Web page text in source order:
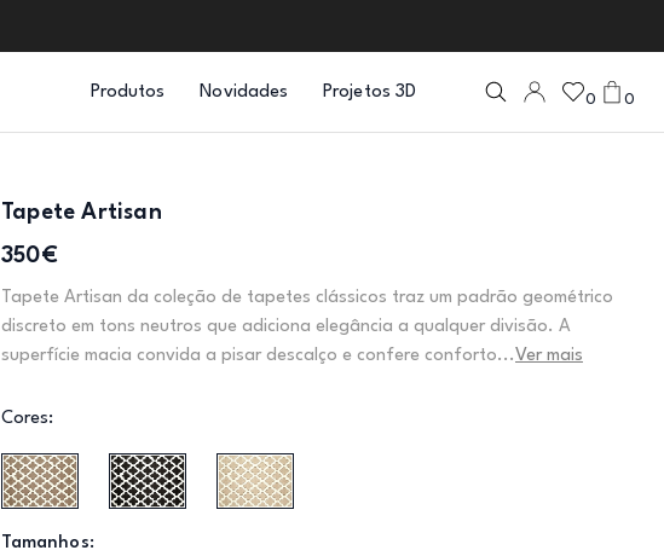
Produtos Novidades Projetos 3D 0 0
Tapete Artisan
350€
Tapete Artisan da coleção de tapetes clássicos traz um padrão geométrico
discreto em tons neutros que adiciona elegância a qualquer divisão. A
superfície macia convida a pisar descalço e confere conforto... Ver mais
Cores:
Tamanhos: